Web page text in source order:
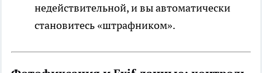
недействительной, и вы автоматически
становитесь «штрафником».